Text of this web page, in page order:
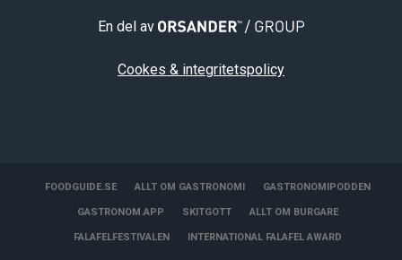
En del av
Cookes & integritetspolicy
FOODGUIDE.SE ALLT OM GASTRONOMI GASTRONOMIPODDEN
GASTRONOM.APP SKITGOTT ALLT OM BURGARE
FALAFELFESTIVALEN INTERNATIONAL FALAFEL AWARD